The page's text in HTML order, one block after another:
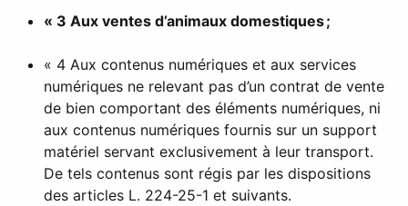
« 3 Aux ventes d’animaux domestiques ;
« 4 Aux contenus numériques et aux services
numériques ne relevant pas d’un contrat de vente
de bien comportant des éléments numériques, ni
aux contenus numériques fournis sur un support
matériel servant exclusivement à leur transport.
De tels contenus sont régis par les dispositions
des articles L. 224-25-1 et suivants.